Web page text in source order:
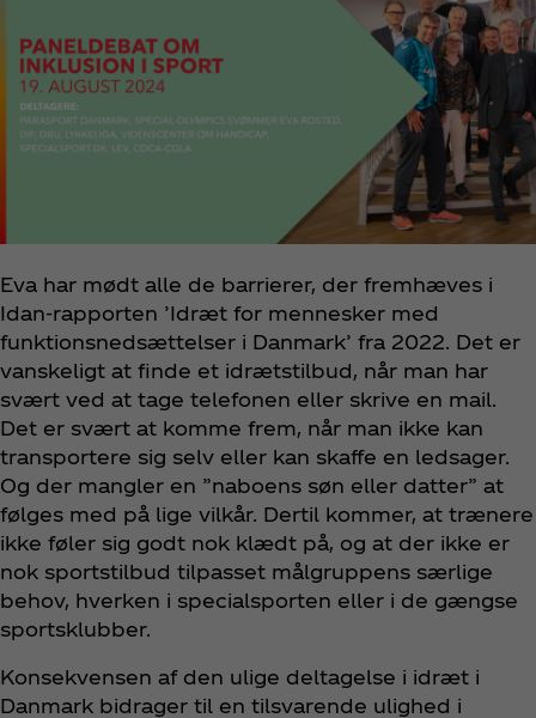
Eva har mødt alle de barrierer, der fremhæves i
Idan-rapporten ’Idræt for mennesker med
funktionsnedsættelser i Danmark’ fra 2022. Det er
vanskeligt at finde et idrætstilbud, når man har
svært ved at tage telefonen eller skrive en mail.
Det er svært at komme frem, når man ikke kan
transportere sig selv eller kan skaffe en ledsager.
Og der mangler en ”naboens søn eller datter” at
følges med på lige vilkår. Dertil kommer, at trænere
ikke føler sig godt nok klædt på, og at der ikke er
nok sportstilbud tilpasset målgruppens særlige
behov, hverken i specialsporten eller i de gængse
sportsklubber.
Konsekvensen af den ulige deltagelse i idræt i
Danmark bidrager til en tilsvarende ulighed i